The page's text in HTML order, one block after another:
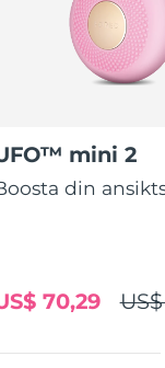
mini 2
din
70,29